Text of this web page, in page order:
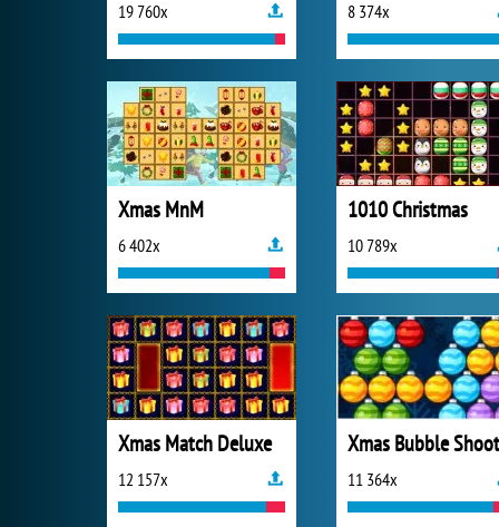
19 760x 8 374x
Xmas MnM
6 402x
1010 Christmas
10 789x
Xmas Match Deluxe
12 157x
Xmas Bubble
11 364x